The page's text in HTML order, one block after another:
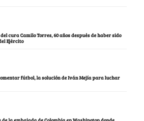
cura Camilo Torres, 60 años después de haber sido
Ejército
fútbol, la solución de Iván Mejía para luchar